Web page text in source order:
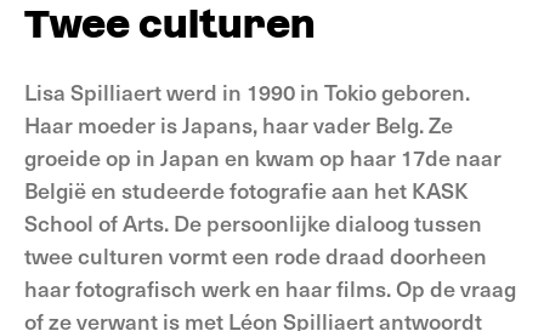
Twee culturen
Lisa Spilliaert werd in 1990 in Tokio geboren.
Haar moeder is Japans, haar vader Belg. Ze
groeide op in Japan en kwam op haar 17de naar
België en studeerde fotografie aan het KASK
School of Arts. De persoonlijke dialoog tussen
twee culturen vormt een rode draad doorheen
haar fotografisch werk en haar films. Op de vraag
of ze verwant is met Léon Spilliaert antwoordt